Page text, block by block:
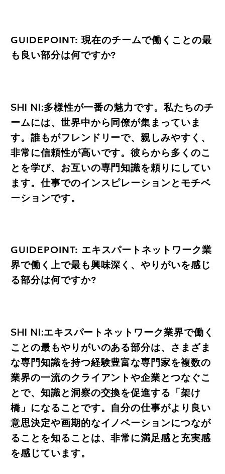
GUIDEPOINT: 現在のチームで働くことの最
も良い部分は何ですか?
SHI NI:多様性が一番の魅力です。私たちのチ
ームには、世界中から同僚が集まっていま
す。誰もがフレンドリーで、親しみやすく、
非常に信頼性が高いです。彼らから多くのこ
とを学び、お互いの専門知識を頼りにしてい
ます。仕事でのインスピレーションとモチベ
ーションです。
GUIDEPOINT: エキスパートネットワーク業
界で働く上で最も興味深く、やりがいを感じ
る部分は何ですか?
SHI NI:エキスパートネットワーク業界で働く
ことの最もやりがいのある部分は、さまざま
な専門知識を持つ経験豊富な専門家を複数の
業界の一流のクライアントや企業とつなぐこ
とで、知識と洞察の交換を促進する「架け
橋」になることです。自分の仕事がより良い
意思決定や画期的なイノベーションにつなが
ることを知ることは、非常に満足感と充実感
を感じています。